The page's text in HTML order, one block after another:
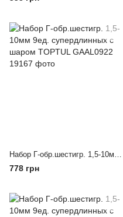
Набор Г-обр.шестигр. 1,5-10мм 9ед. супердлинных с шаром TOPTUL GAAL0922
778 грн